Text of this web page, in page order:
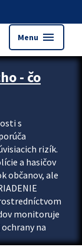
Menu menu
- čo
s
rizík.
a hasičov
občanov, ale
monitoruje
na